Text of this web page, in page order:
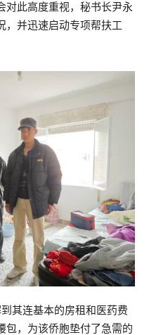
对此高度重视，秘书长尹永
，并迅速启动专项帮扶工
其连基本的房租和医药费
包，为该侨胞垫付了急需的